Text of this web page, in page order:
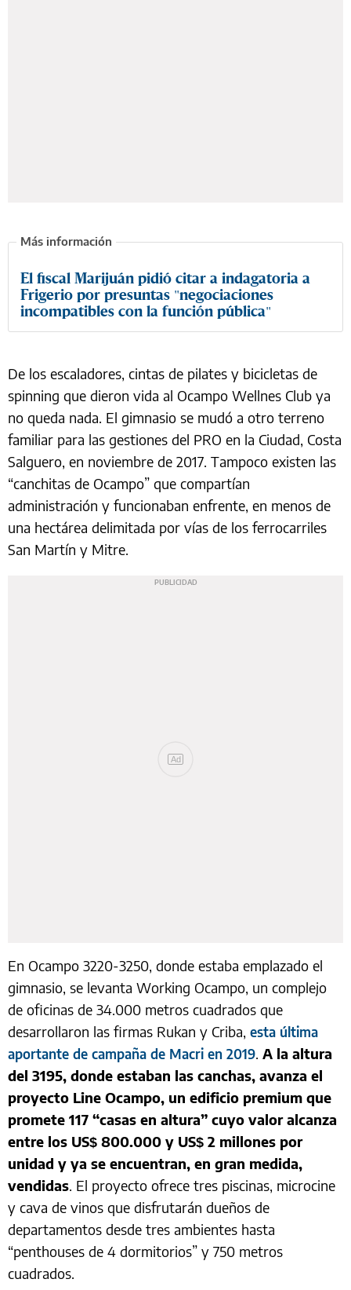
El fiscal Marijuán pidió citar a indagatoria a
Frigerio por presuntas "negociaciones
incompatibles con la función pública"
De los escaladores, cintas de pilates y bicicletas de
spinning que dieron vida al Ocampo Wellnes Club ya
no queda nada. El gimnasio se mudó a otro terreno
familiar para las gestiones del PRO en la Ciudad, Costa
Salguero, en noviembre de 2017. Tampoco existen las
“canchitas de Ocampo” que compartían
administración y funcionaban enfrente, en menos de
una hectárea delimitada por vías de los ferrocarriles
San Martín y Mitre.
Ad
En Ocampo 3220-3250, donde estaba emplazado el
gimnasio, se levanta Working Ocampo, un complejo
de oficinas de 34.000 metros cuadrados que
desarrollaron las firmas Rukan y Criba, esta última
aportante de campaña de Macri en 2019. A la altura
del 3195, donde estaban las canchas, avanza el
proyecto Line Ocampo, un edificio premium que
promete 117 “casas en altura” cuyo valor alcanza
entre los US$ 800.000 y US$ 2 millones por
unidad y ya se encuentran, en gran medida,
vendidas. El proyecto ofrece tres piscinas, microcine
y cava de vinos que disfrutarán dueños de
departamentos desde tres ambientes hasta
“penthouses de 4 dormitorios” y 750 metros
cuadrados.